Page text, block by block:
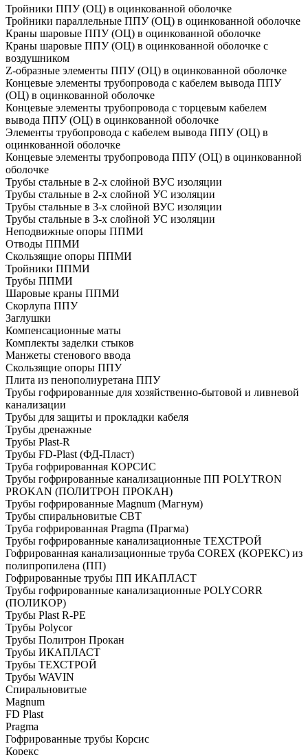
Тройники ППУ (ОЦ) в оцинкованной оболочке
Тройники параллельные ППУ (ОЦ) в оцинкованной оболочке
Краны шаровые ППУ (ОЦ) в оцинкованной оболочке
Краны шаровые ППУ (ОЦ) в оцинкованной оболочке с
воздушником
Z-образные элементы ППУ (ОЦ) в оцинкованной оболочке
Концевые элементы трубопровода с кабелем вывода ППУ
(ОЦ) в оцинкованной оболочке
Концевые элементы трубопровода с торцевым кабелем
вывода ППУ (ОЦ) в оцинкованной оболочке
Элементы трубопровода с кабелем вывода ППУ (ОЦ) в
оцинкованной оболочке
Концевые элементы трубопровода ППУ (ОЦ) в оцинкованной
оболочке
Трубы стальные в 2-х слойной ВУС изоляции
Трубы стальные в 2-х слойной УС изоляции
Трубы стальные в 3-х слойной ВУС изоляции
Трубы стальные в 3-х слойной УС изоляции
Неподвижные опоры ППМИ
Отводы ППМИ
Скользящие опоры ППМИ
Тройники ППМИ
Трубы ППМИ
Шаровые краны ППМИ
Скорлупа ППУ
Заглушки
Компенсационные маты
Комплекты заделки стыков
Манжеты стенового ввода
Скользящие опоры ППУ
Плита из пенополиуретана ППУ
Трубы гофрированные для хозяйственно-бытовой и ливневой
канализации
Трубы для защиты и прокладки кабеля
Трубы дренажные
Трубы Plast-R
Трубы FD-Plast (ФД-Пласт)
Труба гофрированная КОРСИС
Трубы гофрированные канализационные ПП POLYTRON
PROKAN (ПОЛИТРОН ПРОКАН)
Трубы гофрированные Magnum (Магнум)
Трубы спиральновитые СВТ
Труба гофрированная Pragma (Прагма)
Трубы гофрированные канализационные ТЕХСТРОЙ
Гофрированная канализационные труба COREX (КОРЕКС) из
полипропилена (ПП)
Гофрированные трубы ПП ИКАПЛАСТ
Трубы гофрированные канализационные POLYCORR
(ПОЛИКОР)
Трубы Plast R-PE
Трубы Polycor
Трубы Политрон Прокан
Трубы ИКАПЛАСТ
Трубы ТЕХСТРОЙ
Трубы WAVIN
Спиральновитые
Magnum
FD Plast
Pragma
Гофрированные трубы Корсис
Корекс